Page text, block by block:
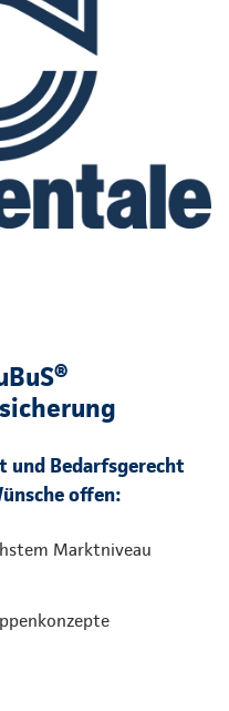
und Bedarfsgerecht
offen:
Marktniveau